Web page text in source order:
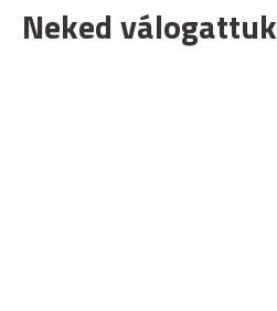
Neked válogattuk